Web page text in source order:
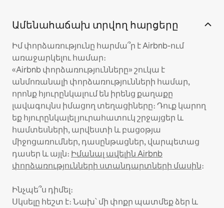
Ամենահաճախ տրվող հարցերը
Իմ փորձառությունը հարմա՞ր է Airbnb-ում
առաջարկելու համար։
«Airbnb փորձառությունները» շուկա է
անմոռանալի փորձառությունների համար,
որոնք հյուրընկալում են իրենց քաղաքը
լավագույնս իմացող տեղացիները։ Դուք կարող
եք հյուրընկալել յուրահատուկ շրջայցեր և
համտեսների, արվեստի և բացօթյա
միջոցառումներ, դասընթացներ, վարպետաց
դասեր և այլն։ Իմանալ ավելին Airbnb
փորձառությունների ստանդարտների մասին։
Ինչպե՞ս դիմել։
Սկսելը հեշտ է։ Նախ՝ մի փոքր պատմեք ձեր և